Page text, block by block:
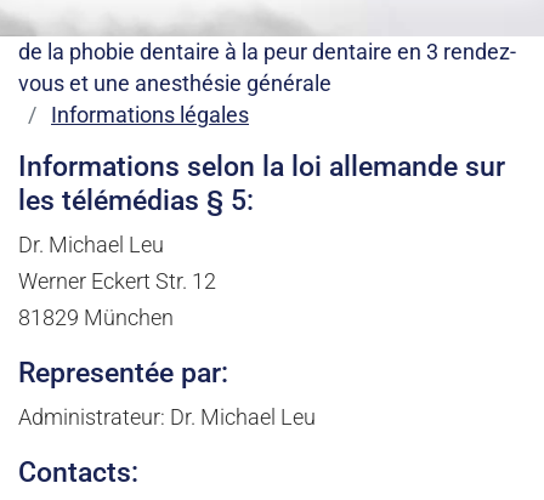
de la phobie dentaire à la peur dentaire en 3 rendez-
vous et une anesthésie générale
Informations légales
Informations selon la loi allemande sur
les télémédias § 5:
Dr. Michael Leu
Werner Eckert Str. 12
81829 München
Representée par:
Administrateur: Dr. Michael Leu
Contacts: